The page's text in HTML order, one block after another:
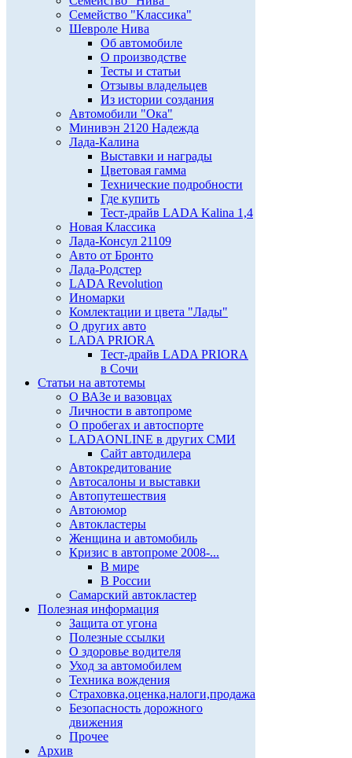
Семейство "Классика"
Шевроле Нива
Об автомобиле
О производстве
Тесты и статьи
Отзывы владельцев
Из истории создания
Автомобили "Ока"
Минивэн 2120 Надежда
Лада-Калина
Выставки и награды
Цветовая гамма
Технические подробности
Где купить
Тест-драйв LADA Kalina 1,4
Новая Классика
Лада-Консул 21109
Авто от Бронто
Лада-Родстер
LADA Revolution
Иномарки
Комлектации и цвета "Лады"
О других авто
LADA PRIORA
Тест-драйв LADA PRIORA
в Сочи
Статьи на автотемы
О ВАЗе и вазовцах
Личности в автопроме
О пробегах и автоспорте
LADAONLINE в других СМИ
Сайт автодилера
Автокредитование
Автосалоны и выставки
Автопутешествия
Автоюмор
Автокластеры
Женщина и автомобиль
Кризис в автопроме 2008-...
В мире
В России
Самарский автокластер
Полезная информация
Защита от угона
Полезные ссылки
О здоровье водителя
Уход за автомобилем
Техника вождения
Страховка,оценка,налоги,продажа
Безопасность дорожного
движения
Прочее
Архив